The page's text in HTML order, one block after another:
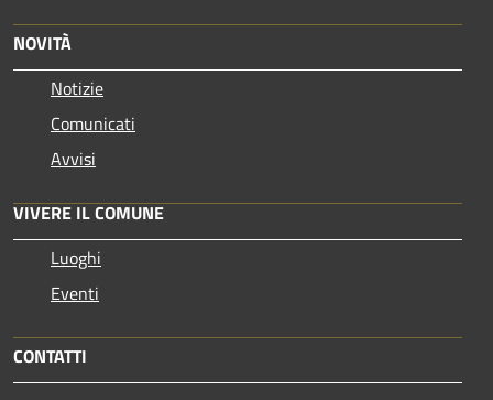
NOVITÀ
Notizie
Comunicati
Avvisi
VIVERE IL COMUNE
Luoghi
Eventi
CONTATTI